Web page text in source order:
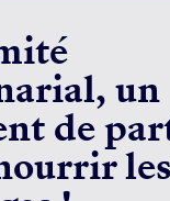
un
de
les